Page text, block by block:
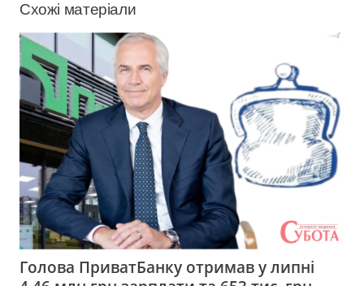
Схожі матеріали
Голова ПриватБанку отримав у липні